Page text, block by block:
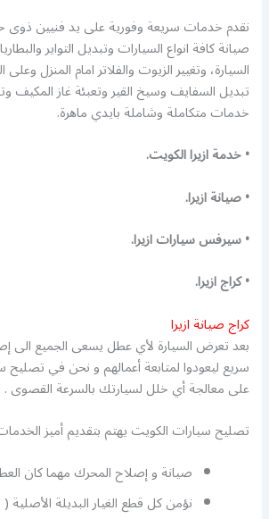
نقدم خدمات سريعة وفورية على يد فنيين ذوى
صيانة كافة انواع السيارات وتبديل التواير
السيارة، وتغيير الزيوت والفلاتر امام المنزل
تبديل السفايف وسيخ القير وتعبئة غاز المكيف
خدمات متكاملة وشاملة بايدي ماهرة.
• خدمة ازيرا الكويت.
• صيانة ازيرا.
• سيرفس سيارات ازيرا.
• كراج ازيرا.
كراج صيانة ازيرا
بعد تعرض السيارة لأي عطل يسعى الجميع الى
سريع ليعودوا لمتابعة أعمالهم و نحن في
على معالجة أي خلل لسيارتك بالسرعة القصوى .
تصليح سيارات الكويت يهتم بتقديم أميز
صيانة و إصلاح المحرك مهما كان
نؤمن كل قطع الغيار البديلة